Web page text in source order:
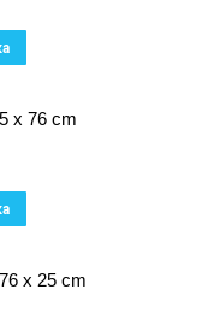
x 76 cm
x 25 cm